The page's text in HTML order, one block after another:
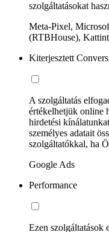
szolgáltatásokat
Meta-Pixel,
(RTBHouse),
Kiterjesztett
A szolgáltatás
értékelhetjük online
hirdetési
személyes adatait
szolgáltatókkal, ha
Google Ads
Performance
Ezen szolgáltatások